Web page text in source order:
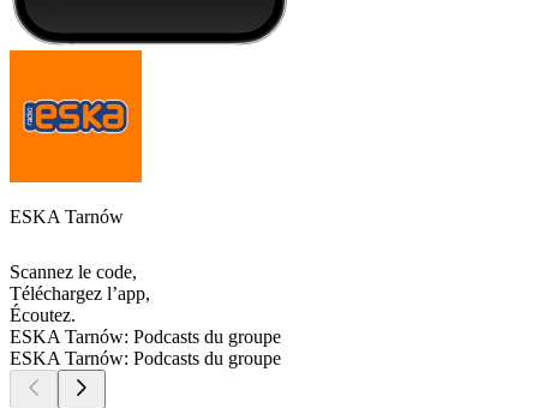
ESKA Tarnów
Scannez le code,
Téléchargez l’app,
Écoutez.
ESKA Tarnów: Podcasts du groupe
ESKA Tarnów: Podcasts du groupe